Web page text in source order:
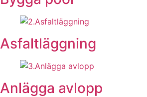
Asfaltläggning
Anlägga avlopp